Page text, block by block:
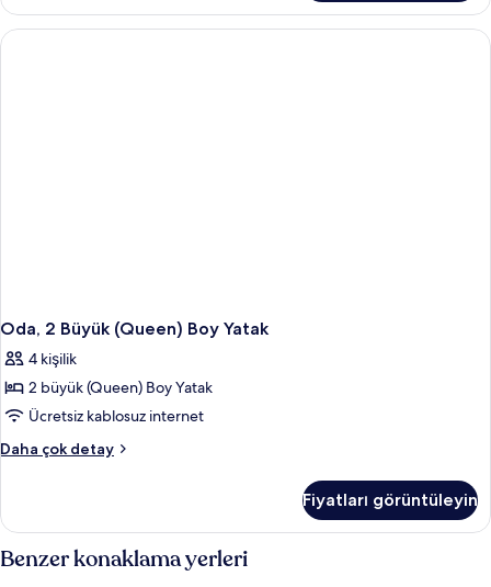
daha
fazla
detay
Oda, 2 Büyük (Queen) Boy Yatak
4 kişilik
2 büyük (Queen) Boy Yatak
Ücretsiz kablosuz internet
Daha çok detay
Oda,
Boy
hakkında
Fiyatları görüntüleyin
Benzer konaklama yerleri